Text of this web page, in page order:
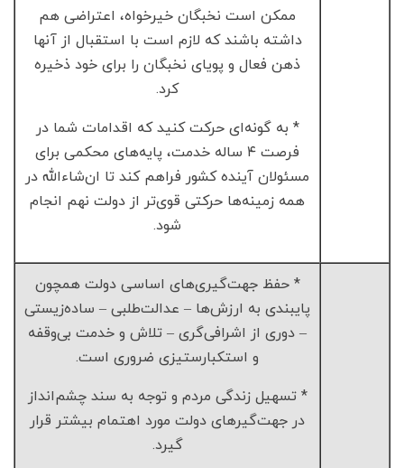
ممکن است نخبگان خیرخواه، اعتراضی هم
داشته باشند که لازم است با استقبال از آنها
ذهن فعال و پویای نخبگان را برای خود ذخیره
کرد.
* به گونه‌ای حرکت کنید که اقدامات شما در
فرصت ۴ ساله خدمت، پایه‌های محکمی برای
مسئولان آینده کشور فراهم کند تا ان‌شاءالله در
همه زمینه‌ها حرکتی قوی‌تر از دولت نهم انجام
شود.
* حفظ جهت‌گیری‌های اساسی دولت همچون
پایبندی به ارزش‌ها – عدالت‌طلبی – ساده‌زیستی
– دوری از اشرافی‌گری – تلاش و خدمت بی‌وقفه
و استکبارستیزی ضروری است.
* تسهیل زندگی مردم و توجه به سند چشم‌انداز
در جهت‌گیرهای دولت مورد اهتمام بیشتر قرار
گیرد.